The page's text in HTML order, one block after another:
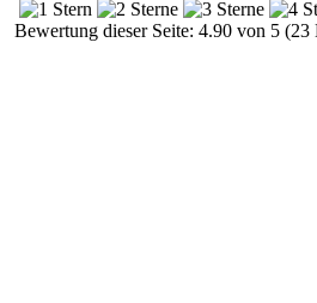
Bewertung dieser Seite: 4.90 von 5 (23